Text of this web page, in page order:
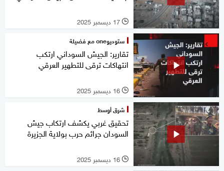
l 17 ديسمبر 2025
ستوديوone مع فضيلة
تقارير: الجيش السوداني ارتكب
انتهاكات ترقى للتطهير العرقي
l 16 ديسمبر 2025
شرق أوسط
تحقيق غربي يكشف ارتكاب جيش
السودان جرائم حرب بولاية الجزيرة
l 16 ديسمبر 2025